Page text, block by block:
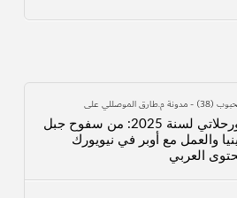
الموصللي على
تجاربي الشخصية ورحلاتي لسنة 2025: من سفوح جبل
والعمل مع أوبر في نيويورك
العربي